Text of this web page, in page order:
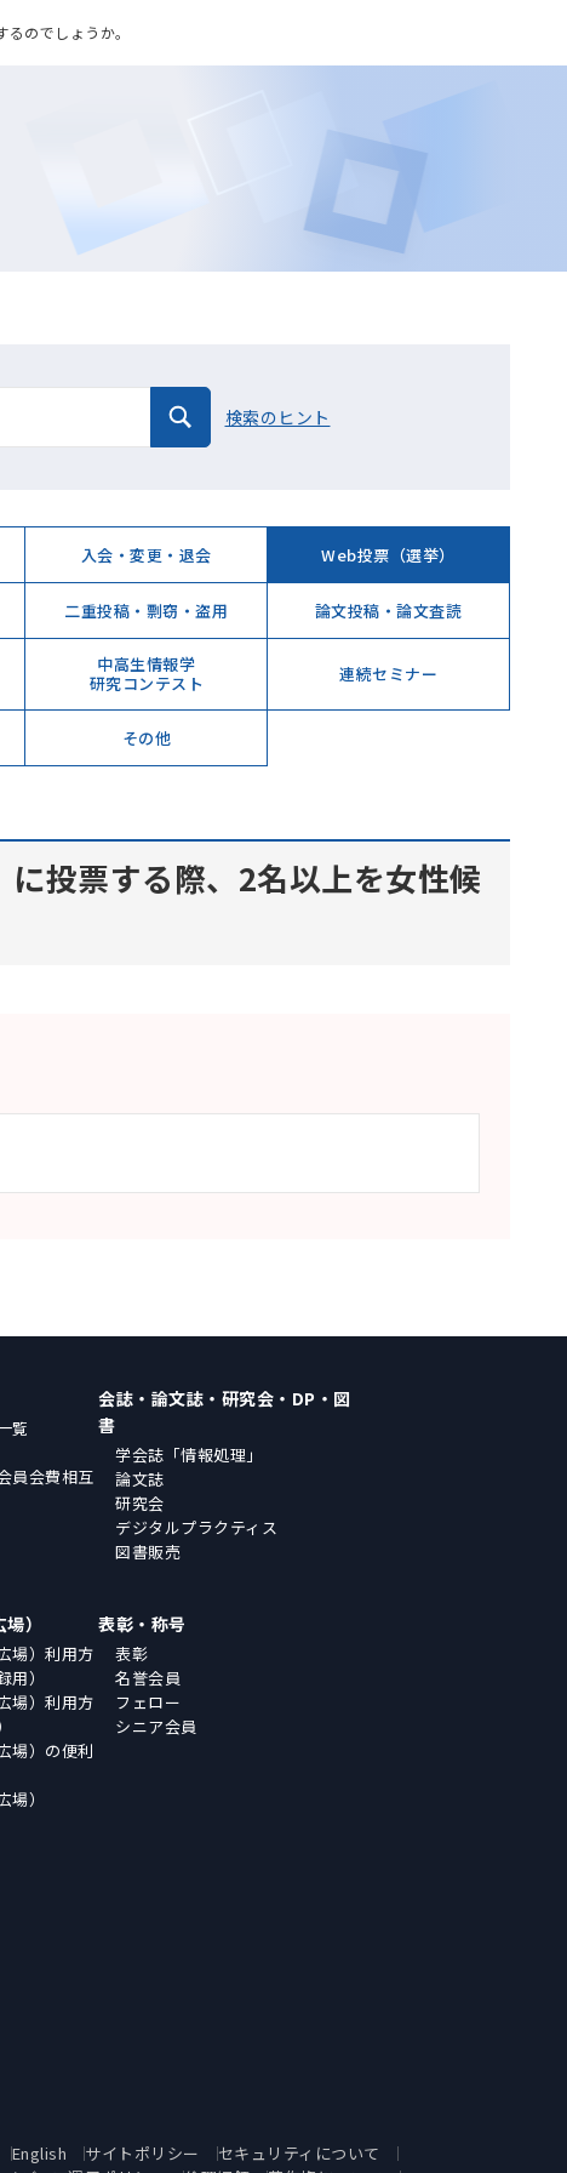
のでしょうか。
検索のヒント
入会・変更・退会 Web投票（選挙）
二重投稿・剽窃・盗用 論文投稿・論文査読
中高生情報学
研究コンテスト
連続セミナー
その他
に投票する際、2名以上を女性候
覧
員会費相互
会誌・論文誌・研究会・DP・図
書
学会誌「情報処理」
論文誌
研究会
デジタルプラクティス
図書販売
）
場）利用方
）
場）利用方
場）の便利
）
表彰・称号
表彰
名誉会員
フェロー
シニア会員
English サイトポリシー
セキュリティについて